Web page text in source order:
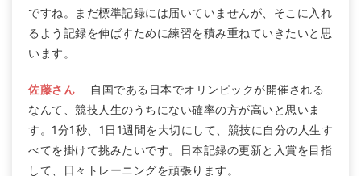
ですね。まだ標準記録には届いていませんが、そこに入れ
るよう記録を伸ばすために練習を積み重ねていきたいと思
います。
佐藤さん 自国である日本でオリンピックが開催される
なんて、競技人生のうちにない確率の方が高いと思いま
す。1分1秒、1日1週間を大切にして、競技に自分の人生す
べてを掛けて挑みたいです。日本記録の更新と入賞を目指
して、日々トレーニングを頑張ります。